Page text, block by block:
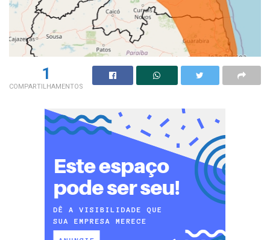
1
COMPARTILHAMENTOS